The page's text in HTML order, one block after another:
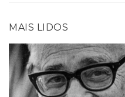
MAIS LIDOS